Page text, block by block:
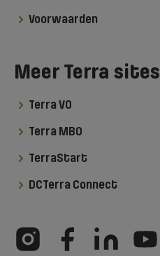
Voorwaarden
Meer Terra sites
Terra VO
Terra MBO
TerraStart
DCTerra Connect